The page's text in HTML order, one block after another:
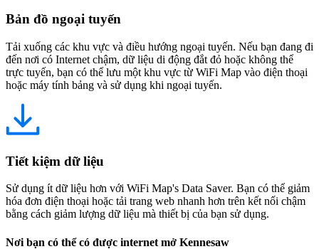
Bản đồ ngoại tuyến
Tải xuống các khu vực và điều hướng ngoại tuyến. Nếu bạn đang đi
đến nơi có Internet chậm, dữ liệu di động đắt đỏ hoặc không thể
trực tuyến, bạn có thể lưu một khu vực từ WiFi Map vào điện thoại
hoặc máy tính bảng và sử dụng khi ngoại tuyến.
Tiết kiệm dữ liệu
Sử dụng ít dữ liệu hơn với WiFi Map's Data Saver. Bạn có thể giảm
hóa đơn điện thoại hoặc tải trang web nhanh hơn trên kết nối chậm
bằng cách giảm lượng dữ liệu mà thiết bị của bạn sử dụng.
Nơi bạn có thể có được internet mở Kennesaw